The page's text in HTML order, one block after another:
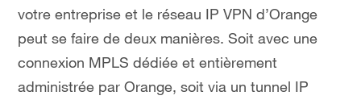
votre entreprise et le réseau IP VPN d’Orange
peut se faire de deux manières. Soit avec une
connexion MPLS dédiée et entièrement
administrée par Orange, soit via un tunnel IP